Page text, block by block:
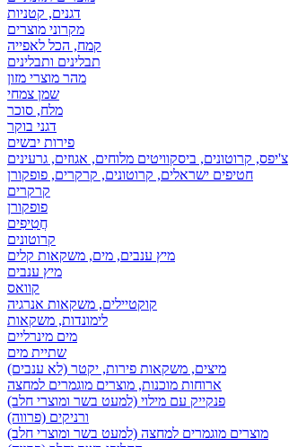
דגנים, קטניות
מקרוני מוצרים
קמח, הכל לאפייה
תבלינים ותבלינים
מהר מוצרי מזון
שמן צמחי
מלח, סוכר
דגני בוקר
פירות יבשים
צ'יפס, קרוטונים, ביסקוויטים מלוחים, אגוזים, גרעינים
חטיפים ישראלים, קרוטונים, קרקרים, פופקורן
קרקרים
פופקורן
חֲטִיפִים
קרוטונים
מיץ ענבים, מים, משקאות קלים
מיץ ענבים
קוואס
קוקטיילים, משקאות אנרגיה
לימונדות, משקאות
מים מינרליים
שתיית מים
מיצים, משקאות פירות, יקטר (לא ענבים)
ארוחות מוכנות, מוצרים מוגמרים למחצה
פנקייק עם מילוי (למעט בשר ומוצרי חלב)
ורניקים (פרווה)
מוצרים מוגמרים למחצה (למעט בשר ומוצרי חלב)